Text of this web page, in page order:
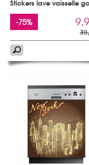
Stickers lave vaisselle
-75%